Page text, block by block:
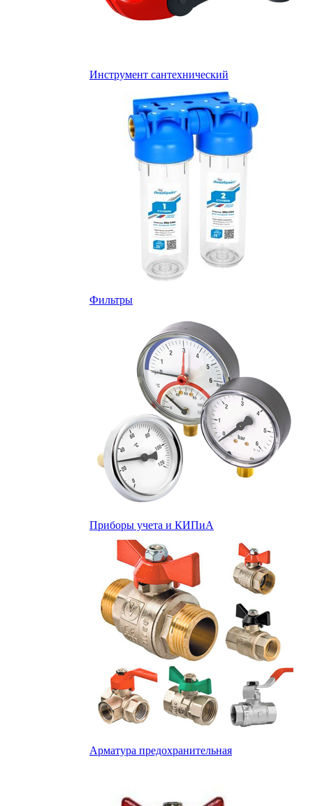
Инструмент сантехнический
Фильтры
Приборы учета и КИПиА
Арматура предохранительная